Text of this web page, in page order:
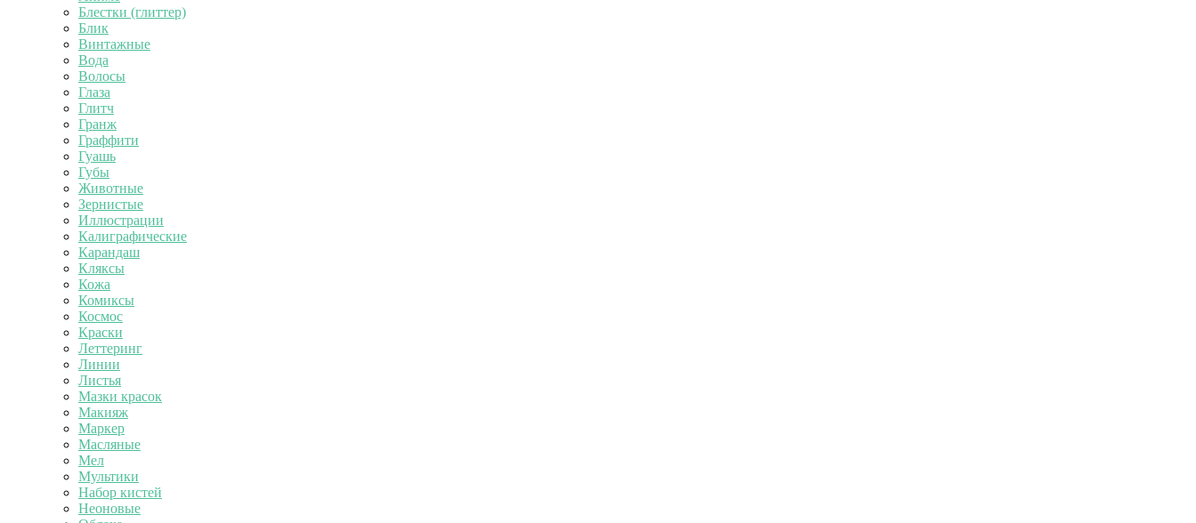
Блестки (глиттер)
Блик
Винтажные
Вода
Волосы
Глаза
Глитч
Гранж
Граффити
Гуашь
Губы
Животные
Зернистые
Иллюстрации
Калиграфические
Карандаш
Кляксы
Кожа
Комиксы
Космос
Краски
Леттеринг
Линии
Листья
Мазки красок
Макияж
Маркер
Масляные
Мел
Мультики
Набор кистей
Неоновые